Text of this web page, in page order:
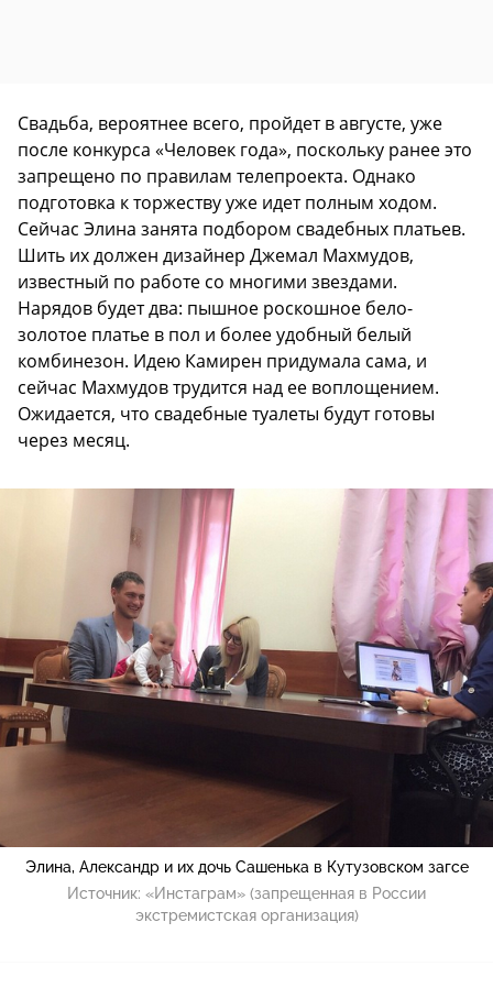
Свадьба, вероятнее всего, пройдет в августе, уже
после конкурса «Человек года», поскольку ранее это
запрещено по правилам телепроекта. Однако
подготовка к торжеству уже идет полным ходом.
Сейчас Элина занята подбором свадебных платьев.
Шить их должен дизайнер Джемал Махмудов,
известный по работе со многими звездами.
Нарядов будет два: пышное роскошное бело-
золотое платье в пол и более удобный белый
комбинезон. Идею Камирен придумала сама, и
сейчас Махмудов трудится над ее воплощением.
Ожидается, что свадебные туалеты будут готовы
через месяц.
Элина, Александр и их дочь Сашенька в Кутузовском загсе
Источник: «Инстаграм» (запрещенная в России
экстремистская организация)